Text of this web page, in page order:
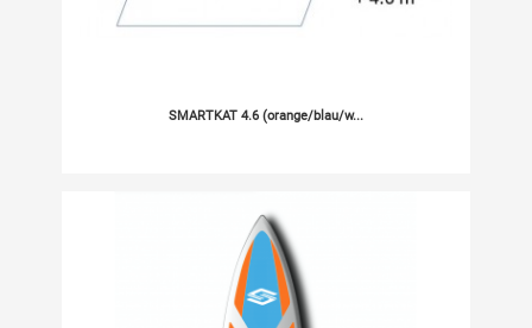
SMARTKAT 4.6 (orange/blau/w...